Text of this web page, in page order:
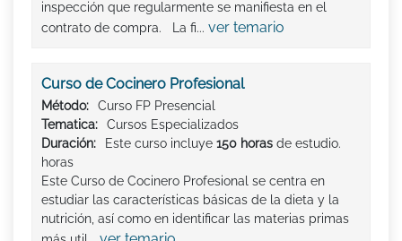
inspección que regularmente se manifiesta en el
contrato de compra. La fi... ver temario
Curso de Cocinero Profesional
Método:
Curso FP Presencial
Tematica:
Cursos Especializados
Duración:
Este curso incluye 150 horas de estudio.
horas
Este Curso de Cocinero Profesional se centra en
estudiar las características básicas de la dieta y la
nutrición, así como en identificar las materias primas